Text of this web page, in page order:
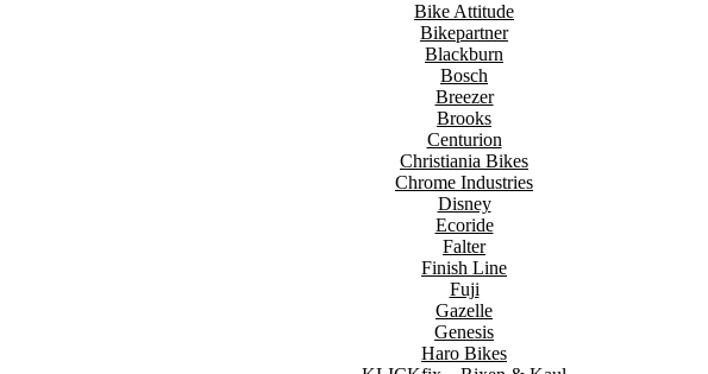
Bike Attitude
Bikepartner
Blackburn
Bosch
Breezer
Brooks
Centurion
Christiania Bikes
Chrome Industries
Disney
Ecoride
Falter
Finish Line
Fuji
Gazelle
Genesis
Haro Bikes